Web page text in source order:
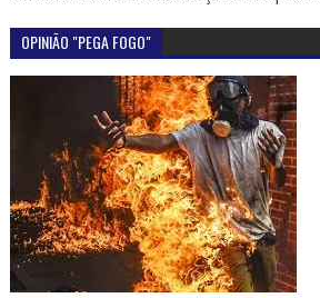
OPINIÃO "PEGA FOGO"